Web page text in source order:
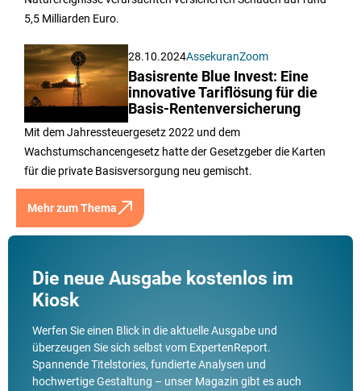
5,5 Milliarden Euro.
28.10.2024AssekuranZoom
Basisrente Blue Invest: Eine
innovative Tariflösung für die
Basis-Rentenversicherung
Mit dem Jahressteuergesetz 2022 und dem
Wachstumschancengesetz hatte der Gesetzgeber die Karten
für die private Basisversorgung neu gemischt.
Mehr zum Thema
Die neue Ausgabe kostenlos im
Kiosk
Werfen Sie einen Blick in die aktuelle Ausgabe und
überzeugen Sie sich selbst vom ExpertenReport.
Spannende Titelstories, fundierte Analysen und
hochwertige Gestaltung – unser Magazin gibt es auch